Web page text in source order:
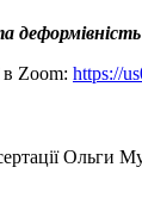
в Zoom: https://
Ольги